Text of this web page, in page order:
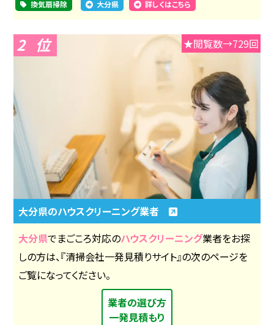
換気扇掃除 大分県 詳しくはこちら
2 ★閲覧数→729回
大分県のハウスクリーニング業者
大分県でまごころ対応のハウスクリーニング業者をお探
しの方は、『清掃会社一発見積りサイト』の次のページを
ご覧になってください。
業者の選び方
一発見積もり